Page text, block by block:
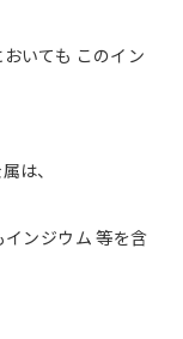
いても このイン
は、
ンジウム 等を含